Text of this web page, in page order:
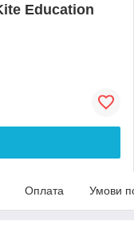
Education
Оплата Умови